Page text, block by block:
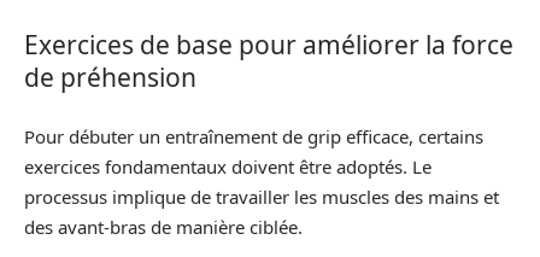
Exercices de base pour améliorer la force
de préhension
Pour débuter un entraînement de grip efficace, certains
exercices fondamentaux doivent être adoptés. Le
processus implique de travailler les muscles des mains et
des avant-bras de manière ciblée.